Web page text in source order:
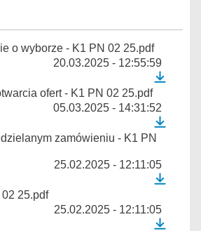
o wyborze - K1 PN 02 25.pdf
20.03.2025 - 12:55:59
ofert - K1 PN 02 25.pdf
05.03.2025 - 14:31:52
zamówieniu - K1 PN
25.02.2025 - 12:11:05
25.pdf
25.02.2025 - 12:11:05